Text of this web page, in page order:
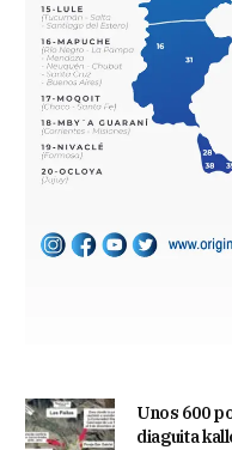
Unos 600
diaguita